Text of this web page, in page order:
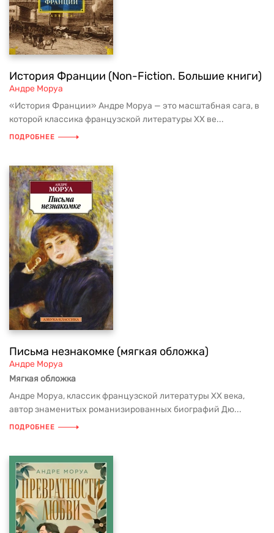
История Франции (Non-Fiction. Большие книги)
Андре Моруа
«История Франции» Андре Моруа — это масштабная сага, в
которой классика французской литературы XX ве...
ПОДРОБНЕЕ
Письма незнакомке (мягкая обложка)
Андре Моруа
Мягкая обложка
Андре Моруа, классик французской литературы XX века,
автор знаменитых романизированных биографий Дю...
ПОДРОБНЕЕ